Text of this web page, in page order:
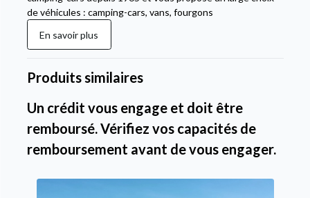
de véhicules : camping-cars, vans, fourgons
En savoir plus
Produits similaires
Un crédit vous engage et doit être
remboursé. Vérifiez vos capacités de
remboursement avant de vous engager.